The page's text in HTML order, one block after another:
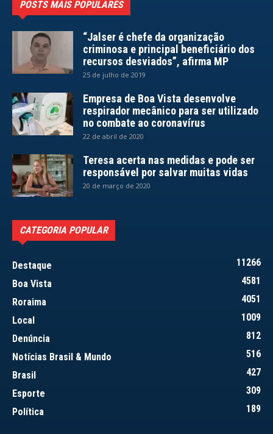
POSTS MAIS POPULARES
“Jalser é chefe da organização
criminosa e principal beneficiário dos
recursos desviados”, afirma MP
25 de julho de 2019
Empresa de Boa Vista desenvolve
respirador mecânico para ser utilizado
no combate ao coronavírus
22 de abril de 2020
Teresa acerta nas medidas e pode ser
responsável por salvar muitas vidas
20 de março de 2020
CATEGORIA POPULAR
Destaque
11266
Boa Vista
4581
Roraima
4051
Local
1009
Denúncia
812
Notícias Brasil & Mundo
516
Brasil
427
Esporte
309
Política
189